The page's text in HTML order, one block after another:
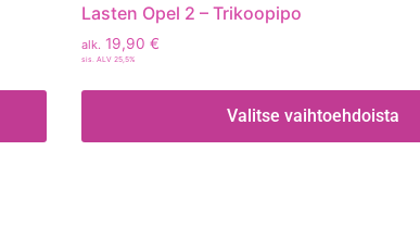
Lasten Opel 2 – Trikoopipo
alk. 19,90 €
sis. ALV 25,5%
Valitse vaihtoehdoista